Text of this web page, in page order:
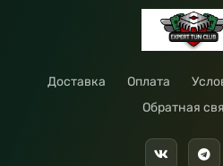
Доставка Оплата
Обратная